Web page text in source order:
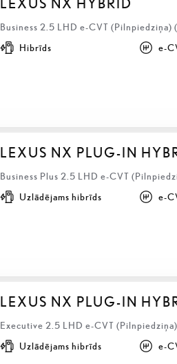
Business 2.5 LHD e-CVT (Pilnpiedziņa)
Hibrīds e-
LEXUS NX PLUG-IN
Business Plus 2.5 LHD e-CVT
Uzlādējams hibrīds e-
LEXUS NX PLUG-IN
Executive 2.5 LHD e-CVT
Uzlādējams hibrīds e-